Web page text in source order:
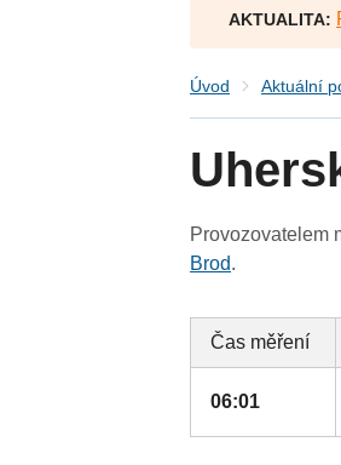
AKTUALITA:
Úvod Aktuální
Provozovatelem
Brod.
Čas měření
06:01